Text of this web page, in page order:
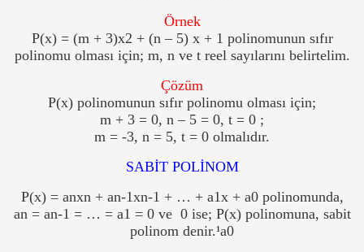
Örnek
P(x) = (m + 3)x2 + (n – 5) x + 1 polinomunun sıfır
polinomu olması için; m, n ve t reel sayılarını belirtelim.
Çözüm
P(x) polinomunun sıfır polinomu olması için;
m + 3 = 0, n – 5 = 0, t = 0 ;
m = -3, n = 5, t = 0 olmalıdır.
SABİT POLİNOM
P(x) = anxn + an-1xn-1 + … + a1x + a0 polinomunda,
an = an-1 = … = a1 = 0 ve 0 ise; P(x) polinomuna, sabit
polinom denir.¹a0